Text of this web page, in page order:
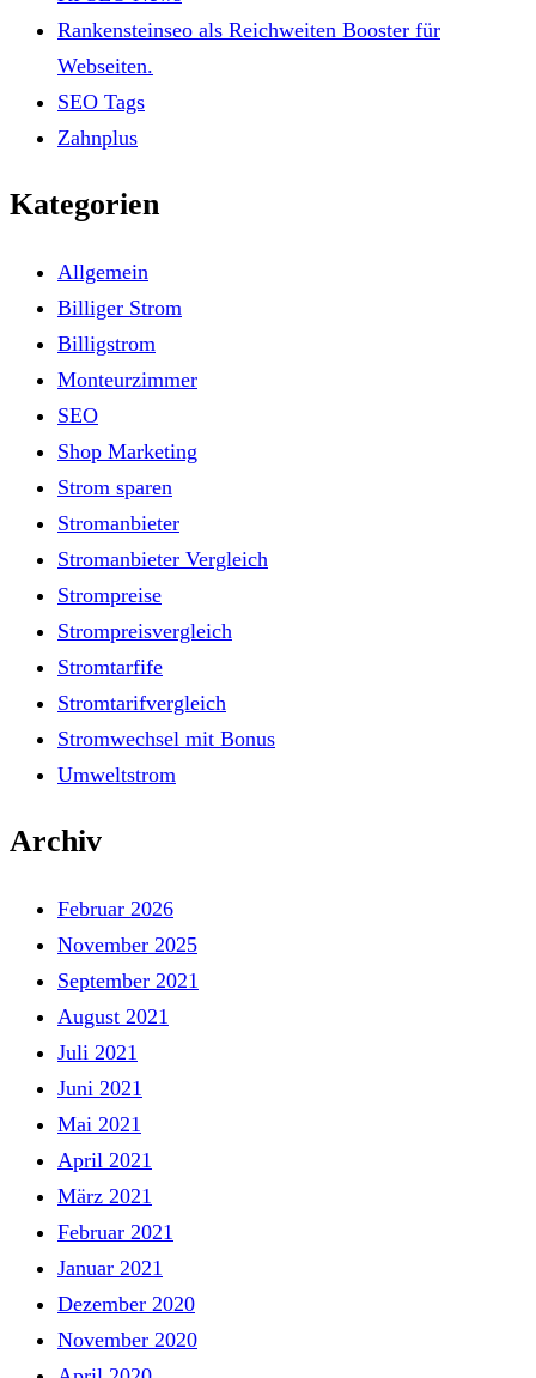
Rankensteinseo als Reichweiten Booster für
Webseiten.
SEO Tags
Zahnplus
Kategorien
Allgemein
Billiger Strom
Billigstrom
Monteurzimmer
SEO
Shop Marketing
Strom sparen
Stromanbieter
Stromanbieter Vergleich
Strompreise
Strompreisvergleich
Stromtarfife
Stromtarifvergleich
Stromwechsel mit Bonus
Umweltstrom
Archiv
Februar 2026
November 2025
September 2021
August 2021
Juli 2021
Juni 2021
Mai 2021
April 2021
März 2021
Februar 2021
Januar 2021
Dezember 2020
November 2020